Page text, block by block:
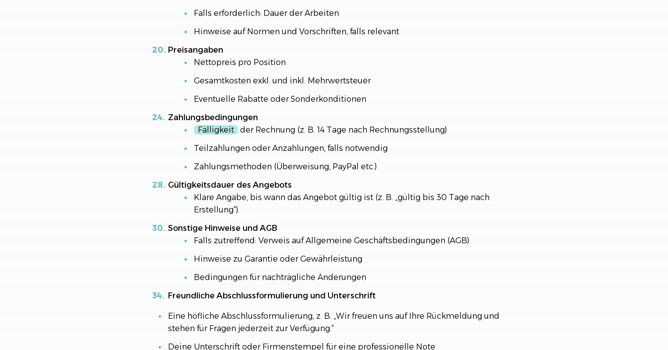
Falls erforderlich: Dauer der Arbeiten
Hinweise auf Normen und Vorschriften, falls relevant
Preisangaben
Nettopreis pro Position
Gesamtkosten exkl. und inkl. Mehrwertsteuer
Eventuelle Rabatte oder Sonderkonditionen
Zahlungsbedingungen
Fälligkeit der Rechnung (z. B. 14 Tage nach Rechnungsstellung)
Teilzahlungen oder Anzahlungen, falls notwendig
Zahlungsmethoden (Überweisung, PayPal etc.)
Gültigkeitsdauer des Angebots
Klare Angabe, bis wann das Angebot gültig ist (z. B. „gültig bis 30 Tage nach
Erstellung“).
Sonstige Hinweise und AGB
Falls zutreffend: Verweis auf Allgemeine Geschäftsbedingungen (AGB)
Hinweise zu Garantie oder Gewährleistung
Bedingungen für nachträgliche Änderungen
Freundliche Abschlussformulierung und Unterschrift
Eine höfliche Abschlussformulierung, z. B. „Wir freuen uns auf Ihre Rückmeldung und
stehen für Fragen jederzeit zur Verfügung.“
Deine Unterschrift oder Firmenstempel für eine professionelle Note